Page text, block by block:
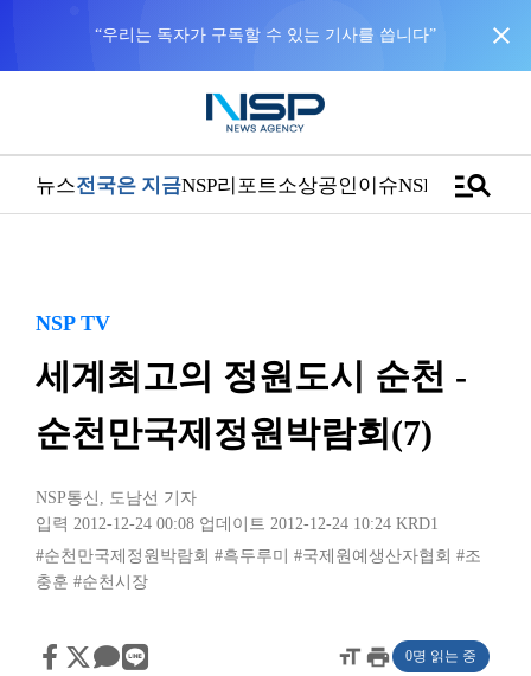
“우리는 독자가 구독할 수 있는 기사를 씁니다” close
뉴스전국은 지금NSP리포트소상공인이슈NSPTVmanage_search
NSP TV
세계최고의 정원도시 순천 -
순천만국제정원박람회(7)
NSP통신 , 도남선 기자
입력 2012-12-24 00:08 업데이트 2012-12-24 10:24 KRD1
#순천만국제정원박람회 #흑두루미 #국제원예생산자협회 #조
충훈 #순천시장
format_sizeprint 0명 읽는 중